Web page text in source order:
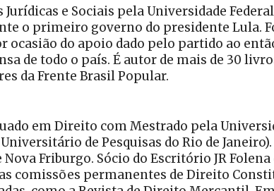
Jurídicas e Sociais pela Universidade
o primeiro governo do presidente Lula.
ocasião do apoio dado pelo partido ao
de todo o país. É autor de mais de 30
da Frente Brasil Popular.
em Direito com Mestrado pela
de Pesquisas do Rio de
Friburgo. Sócio do Escritório JR
comissões permanentes de Direito